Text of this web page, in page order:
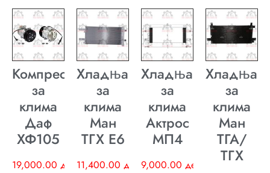
Компресор
за
клима
Даф
ХФ105
19,000.00 ден
Хладњак
за
клима
Ман
ТГХ E6
11,400.00 ден
Хладњак
за
клима
Актрос
МП4
9,000.00 ден
Хладњак
за
клима
Ман
ТГА/
ТГХ